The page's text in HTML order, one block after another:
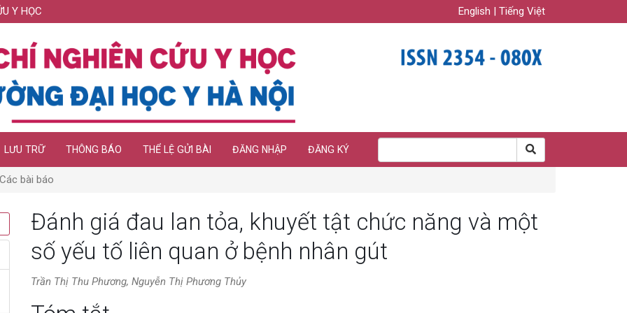
Y HỌC English | Tiếng Việt
LƯU TRỮ THÔNG BÁO THỂ LỆ GỬI BÀI ĐĂNG NHẬP ĐĂNG KÝ
Các bài báo
Đánh giá đau lan tỏa, khuyết tật chức năng và một
số yếu tố liên quan ở bệnh nhân gút
Trần Thị Thu Phương, Nguyễn Thị Phương Thủy